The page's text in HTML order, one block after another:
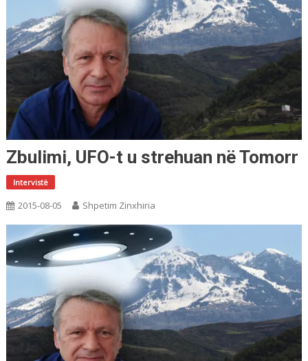
Zbulimi, UFO-t u strehuan në Tomorr
Intervistë
2015-08-05 Shpetim Zinxhiria